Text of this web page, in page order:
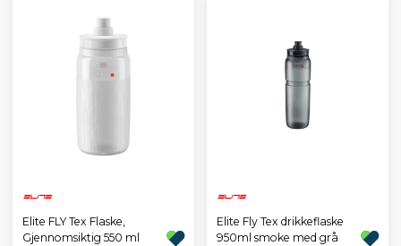
Elite FLY Tex Flaske,
Gjennomsiktig 550 ml
Elite Fly Tex drikkeflaske
950ml smoke med grå